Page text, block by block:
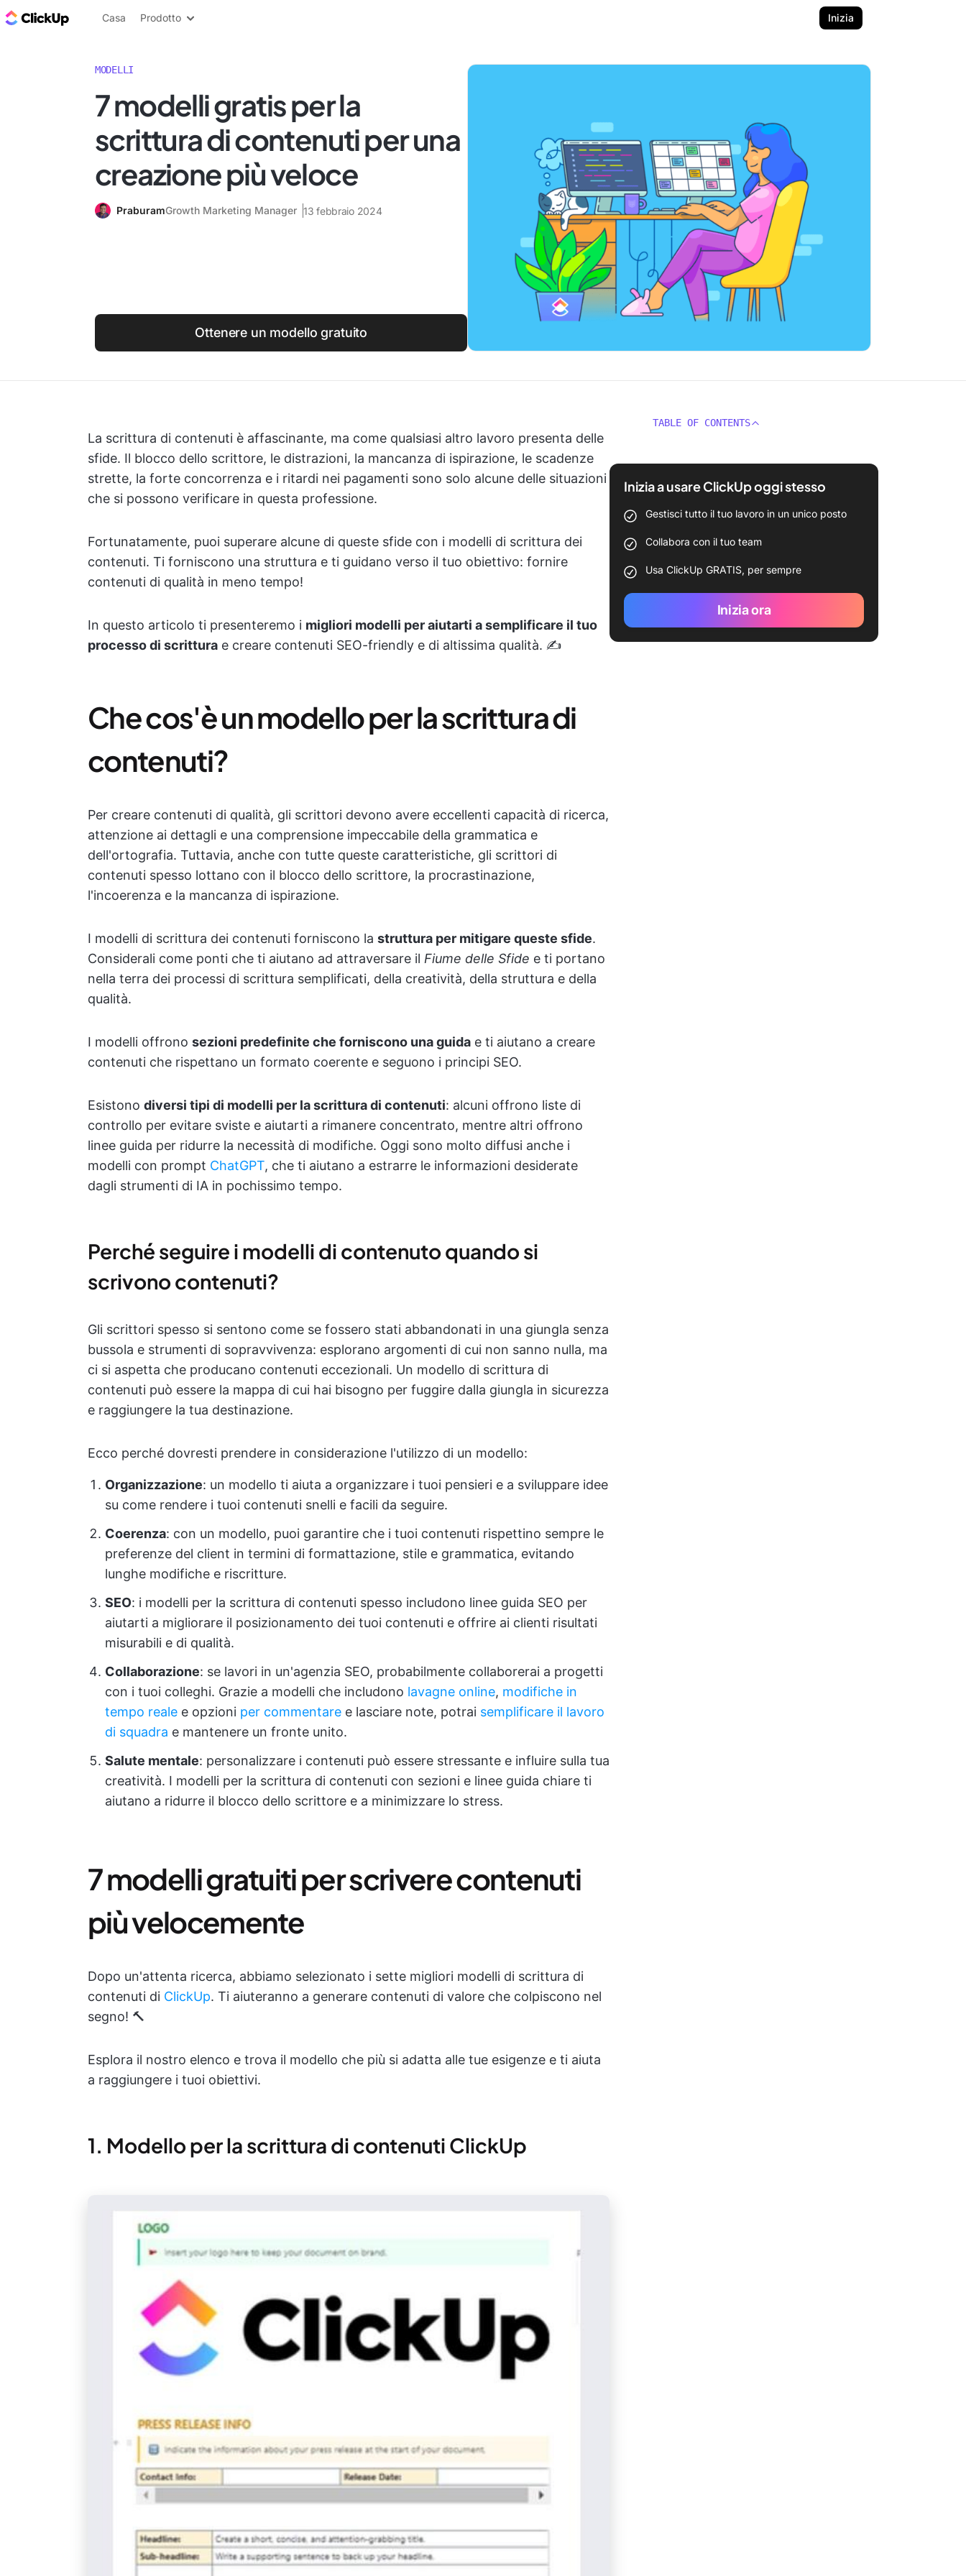
Blog di ClickUp
Casa Prodotto Inizia
MODELLI
7 modelli gratis per la
scrittura di contenuti per una
creazione più veloce
PraburamGrowth Marketing Manager 13 febbraio 2024
Ottenere un modello gratuito
La scrittura di contenuti è affascinante, ma come qualsiasi altro lavoro presenta delle
sfide. Il blocco dello scrittore, le distrazioni, la mancanza di ispirazione, le scadenze
strette, la forte concorrenza e i ritardi nei pagamenti sono solo alcune delle situazioni
che si possono verificare in questa professione.
Fortunatamente, puoi superare alcune di queste sfide con i modelli di scrittura dei
contenuti. Ti forniscono una struttura e ti guidano verso il tuo obiettivo: fornire
contenuti di qualità in meno tempo!
In questo articolo ti presenteremo i migliori modelli per aiutarti a semplificare il tuo
processo di scrittura e creare contenuti SEO-friendly e di altissima qualità. ✍️
Che cos'è un modello per la scrittura di
contenuti?
Per creare contenuti di qualità, gli scrittori devono avere eccellenti capacità di ricerca,
attenzione ai dettagli e una comprensione impeccabile della grammatica e
dell'ortografia. Tuttavia, anche con tutte queste caratteristiche, gli scrittori di
contenuti spesso lottano con il blocco dello scrittore, la procrastinazione,
l'incoerenza e la mancanza di ispirazione.
I modelli di scrittura dei contenuti forniscono la struttura per mitigare queste sfide.
Considerali come ponti che ti aiutano ad attraversare il Fiume delle Sfide e ti portano
nella terra dei processi di scrittura semplificati, della creatività, della struttura e della
qualità.
I modelli offrono sezioni predefinite che forniscono una guida e ti aiutano a creare
contenuti che rispettano un formato coerente e seguono i principi SEO.
Esistono diversi tipi di modelli per la scrittura di contenuti: alcuni offrono liste di
controllo per evitare sviste e aiutarti a rimanere concentrato, mentre altri offrono
linee guida per ridurre la necessità di modifiche. Oggi sono molto diffusi anche i
modelli con prompt ChatGPT, che ti aiutano a estrarre le informazioni desiderate
dagli strumenti di IA in pochissimo tempo.
Perché seguire i modelli di contenuto quando si
scrivono contenuti?
Gli scrittori spesso si sentono come se fossero stati abbandonati in una giungla senza
bussola e strumenti di sopravvivenza: esplorano argomenti di cui non sanno nulla, ma
ci si aspetta che producano contenuti eccezionali. Un modello di scrittura di
contenuti può essere la mappa di cui hai bisogno per fuggire dalla giungla in sicurezza
e raggiungere la tua destinazione.
Ecco perché dovresti prendere in considerazione l'utilizzo di un modello:
Organizzazione: un modello ti aiuta a organizzare i tuoi pensieri e a sviluppare idee
su come rendere i tuoi contenuti snelli e facili da seguire.
Coerenza: con un modello, puoi garantire che i tuoi contenuti rispettino sempre le
preferenze del client in termini di formattazione, stile e grammatica, evitando
lunghe modifiche e riscritture.
SEO: i modelli per la scrittura di contenuti spesso includono linee guida SEO per
aiutarti a migliorare il posizionamento dei tuoi contenuti e offrire ai clienti risultati
misurabili e di qualità.
Collaborazione: se lavori in un'agenzia SEO, probabilmente collaborerai a progetti
con i tuoi colleghi. Grazie a modelli che includono lavagne online, modifiche in
tempo reale e opzioni per commentare e lasciare note, potrai semplificare il lavoro
di squadra e mantenere un fronte unito.
Salute mentale: personalizzare i contenuti può essere stressante e influire sulla tua
creatività. I modelli per la scrittura di contenuti con sezioni e linee guida chiare ti
aiutano a ridurre il blocco dello scrittore e a minimizzare lo stress.
7 modelli gratuiti per scrivere contenuti
più velocemente
Dopo un'attenta ricerca, abbiamo selezionato i sette migliori modelli di scrittura di
contenuti di ClickUp. Ti aiuteranno a generare contenuti di valore che colpiscono nel
segno! 🔨
Esplora il nostro elenco e trova il modello che più si adatta alle tue esigenze e ti aiuta
a raggiungere i tuoi obiettivi.
1. Modello per la scrittura di contenuti ClickUp
TABLE OF CONTENTS
Inizia a usare ClickUp oggi stesso
Gestisci tutto il tuo lavoro in un unico posto
Collabora con il tuo team
Usa ClickUp GRATIS, per sempre
Inizia ora